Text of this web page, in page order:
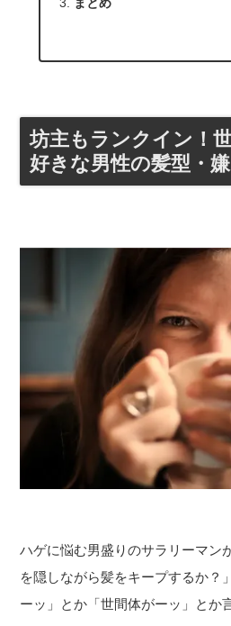
まとめ
坊主もランクイン！
好きな男性の髪型・
ハゲに悩む男盛りのサラリーマン
を隠しながら髪をキープするか？
ーッ」とか「世間体がーッ」とか